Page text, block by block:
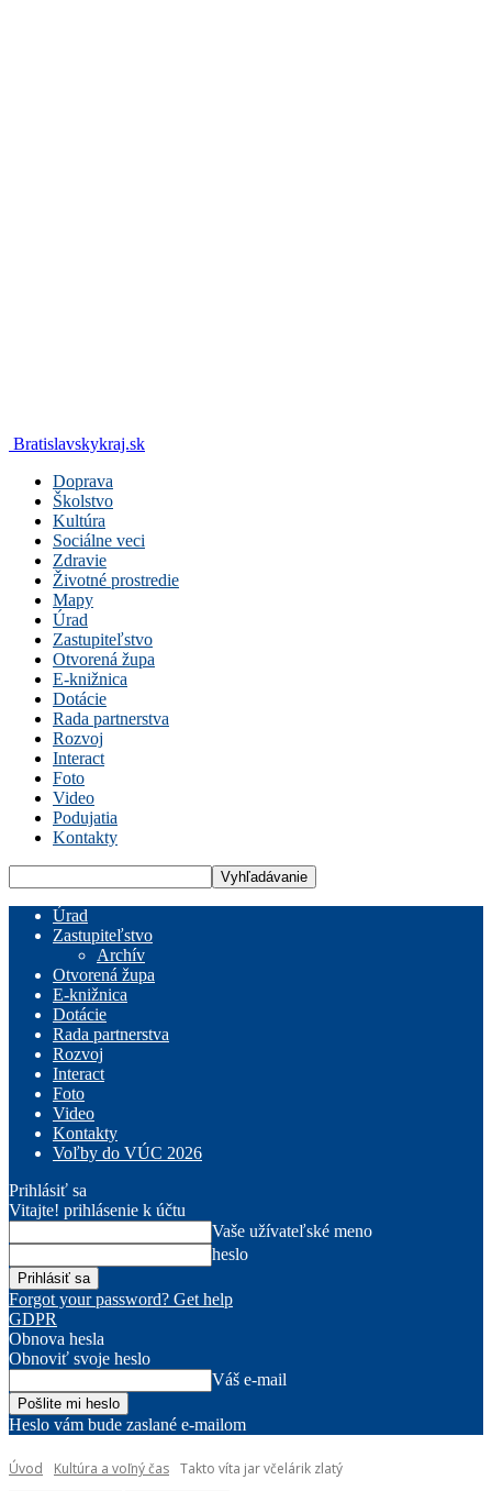
Bratislavskykraj.sk
Doprava
Školstvo
Kultúra
Sociálne veci
Zdravie
Životné prostredie
Mapy
Úrad
Zastupiteľstvo
Otvorená župa
E-knižnica
Dotácie
Rada partnerstva
Rozvoj
Interact
Foto
Video
Podujatia
Kontakty
Úrad
Zastupiteľstvo
Archív
Otvorená župa
E-knižnica
Dotácie
Rada partnerstva
Rozvoj
Interact
Foto
Video
Kontakty
Voľby do VÚC 2026
Prihlásiť sa
Vitajte! prihlásenie k účtu
Vaše užívateľské meno
heslo
Forgot your password? Get help
GDPR
Obnova hesla
Obnoviť svoje heslo
Váš e-mail
Heslo vám bude zaslané e-mailom
Úvod Kultúra a voľný čas Takto víta jar včelárik zlatý